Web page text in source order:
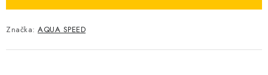
Značka: AQUA SPEED